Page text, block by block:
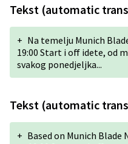
Tekst (automatic
+ Na temelju Munich
19:00 Start i off idete, od
svakog ponedjeljka...
Tekst (automatic
+ Based on Munich